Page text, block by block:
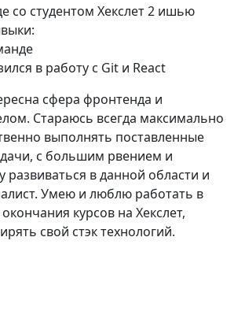
со студентом Хекслет 2 ишью
в работу с Git и React
сфера фронтенда и
Стараюсь всегда максимально
выполнять поставленные
с большим рвением и
развиваться в данной области и
Умею и люблю работать в
курсов на Хекслет,
свой стэк технологий.